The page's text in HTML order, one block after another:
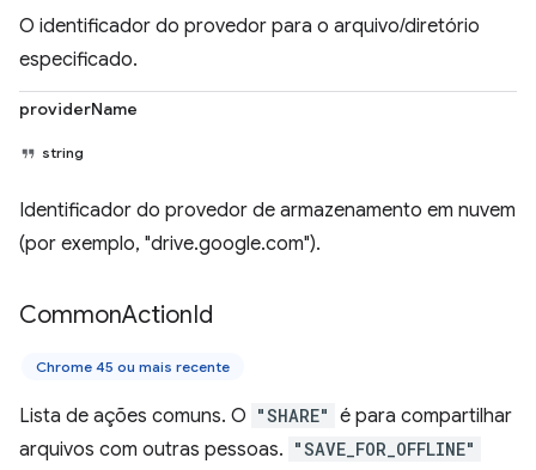
O identificador do provedor para o arquivo/diretório
especificado.
providerName
string
Identificador do provedor de armazenamento em nuvem
(por exemplo, "drive.google.com").
CommonActionId
Chrome 45 ou mais recente
Lista de ações comuns. O "SHARE" é para compartilhar
arquivos com outras pessoas. "SAVE_FOR_OFFLINE"